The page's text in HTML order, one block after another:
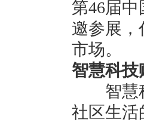
第46届
邀参展，
市场。
智慧科技
智慧科
社区生活